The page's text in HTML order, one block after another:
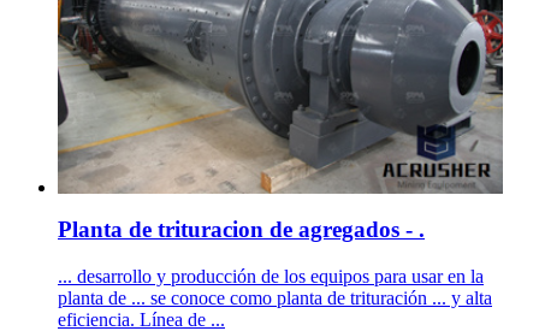
Planta de trituracion de agregados - .
... desarrollo y producción de los equipos para usar en la
planta de ... se conoce como planta de trituración ... y alta
eficiencia. Línea de ...